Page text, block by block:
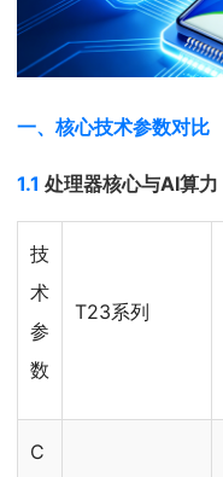
一、核心技术参数对比
1.1处理器核心与AI算力
技
术
参
数
T23系列
C